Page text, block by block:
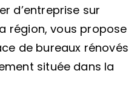
d’entreprise sur
région, vous propose
de bureaux rénovés
située dans la